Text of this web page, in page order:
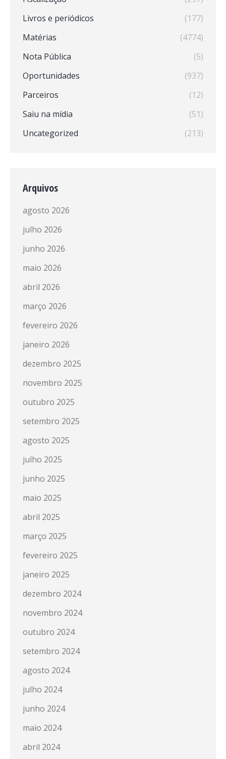
Livros e periódicos
(177)
Matérias
(4774)
Nota Pública
(5)
Oportunidades
(937)
Parceiros
(12)
Saiu na mídia
(51)
Uncategorized
(213)
Arquivos
agosto 2026
julho 2026
junho 2026
maio 2026
abril 2026
março 2026
fevereiro 2026
janeiro 2026
dezembro 2025
novembro 2025
outubro 2025
setembro 2025
agosto 2025
julho 2025
junho 2025
maio 2025
abril 2025
março 2025
fevereiro 2025
janeiro 2025
dezembro 2024
novembro 2024
outubro 2024
setembro 2024
agosto 2024
julho 2024
junho 2024
maio 2024
abril 2024